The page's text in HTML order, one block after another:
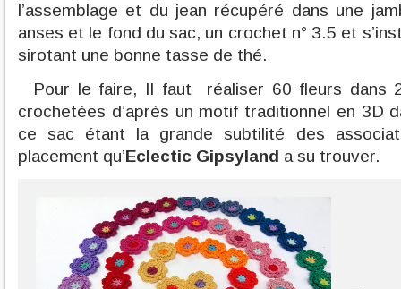
l’assemblage et du jean récupéré dans une
anses et le fond du sac, un crochet n° 3.5 et
sirotant une bonne tasse de thé.
Pour le faire, Il faut réaliser 60 fleurs dans
crochetées d’après un motif traditionnel en 3D
ce sac étant la grande subtilité des
placement qu’Eclectic Gipsyland a su trouver.